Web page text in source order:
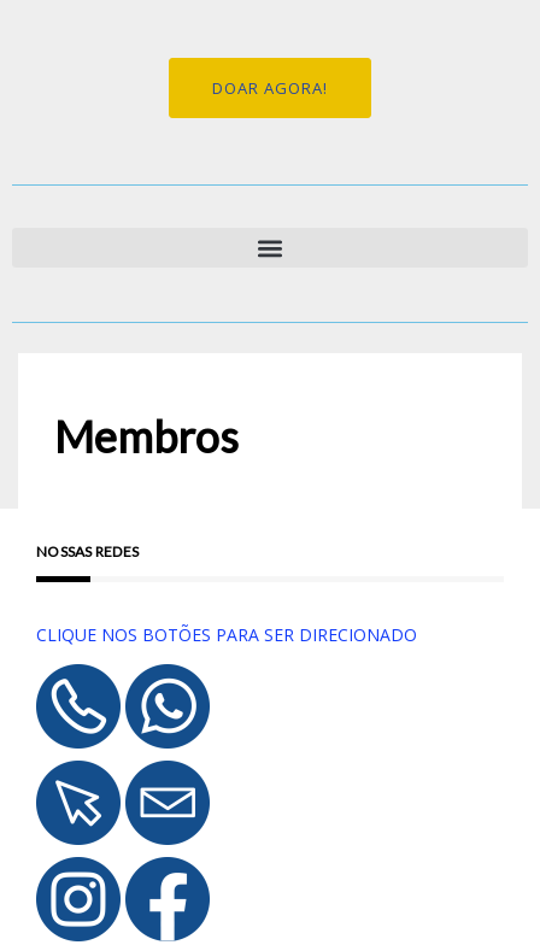
DOAR AGORA!
Membros
NOSSAS REDES
CLIQUE NOS BOTÕES PARA SER DIRECIONADO